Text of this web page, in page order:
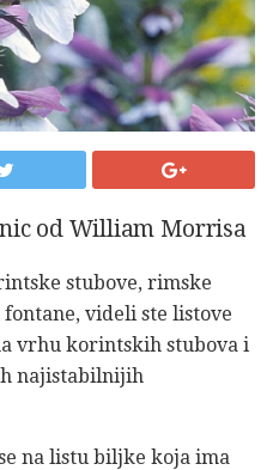
od William Morrisa
stubove, rimske
videli ste listove
vrhu korintskih stubova i
najistabilnijih
na listu biljke koja ima